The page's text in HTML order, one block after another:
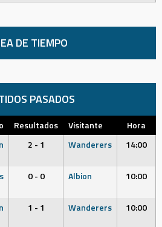
DE TIEMPO
PASADOS
Resultados Visitante
Hora
2 - 1 Wanderers 14:00
0 - 0 Albion 10:00
1 - 1 Wanderers 10:00